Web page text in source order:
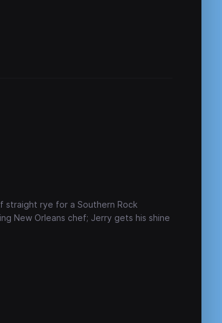
straight rye for a Southern Rock
New Orleans chef; Jerry gets his shine